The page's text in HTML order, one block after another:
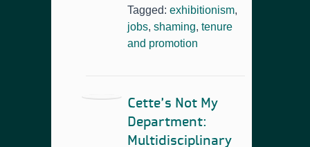
Tagged: exhibitionism,
jobs, shaming, tenure
and promotion
Cette’s Not My
Department:
Multidisciplinary